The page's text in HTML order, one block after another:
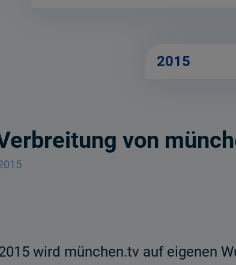
2015
von
wird münchen.tv auf eigenen